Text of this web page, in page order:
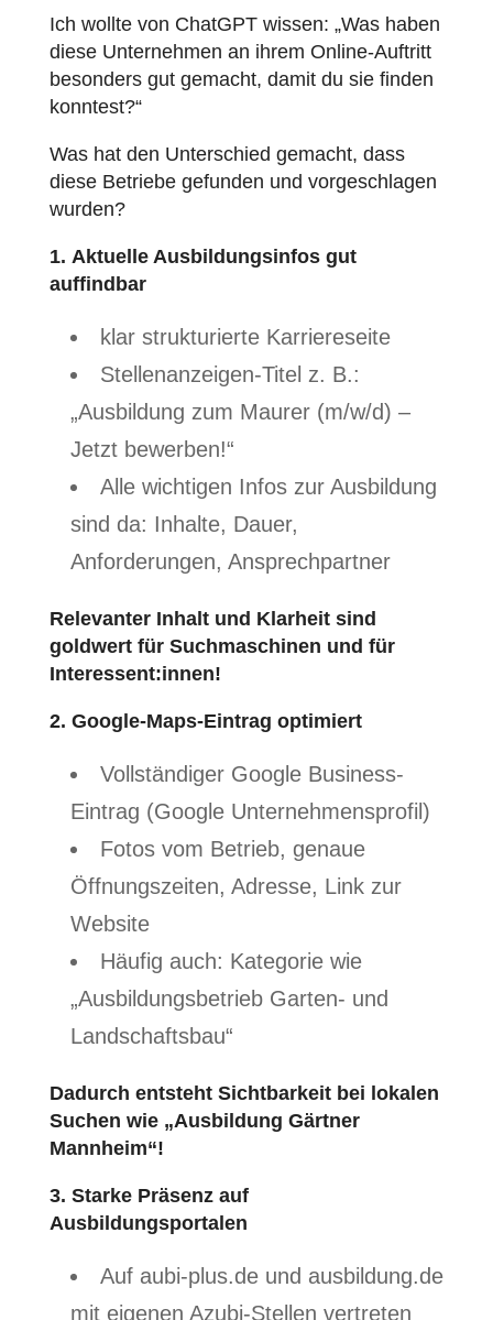
Ich wollte von ChatGPT wissen: „Was haben
diese Unternehmen an ihrem Online-Auftritt
besonders gut gemacht, damit du sie finden
konntest?“
Was hat den Unterschied gemacht, dass
diese Betriebe gefunden und vorgeschlagen
wurden?
1. Aktuelle Ausbildungsinfos gut
auffindbar
klar strukturierte Karriereseite
Stellenanzeigen-Titel z. B.:
„Ausbildung zum Maurer (m/w/d) –
Jetzt bewerben!“
Alle wichtigen Infos zur Ausbildung
sind da: Inhalte, Dauer,
Anforderungen, Ansprechpartner
Relevanter Inhalt und Klarheit sind
goldwert für Suchmaschinen und für
Interessent:innen!
2. Google-Maps-Eintrag optimiert
Vollständiger Google Business-
Eintrag (Google Unternehmensprofil)
Fotos vom Betrieb, genaue
Öffnungszeiten, Adresse, Link zur
Website
Häufig auch: Kategorie wie
„Ausbildungsbetrieb Garten- und
Landschaftsbau“
Dadurch entsteht Sichtbarkeit bei lokalen
Suchen wie „Ausbildung Gärtner
Mannheim“!
3. Starke Präsenz auf
Ausbildungsportalen
Auf aubi-plus.de und ausbildung.de
mit eigenen Azubi-Stellen vertreten